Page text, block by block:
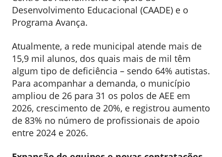
Desenvolvimento Educacional (CAADE) e o
Programa Avança.
Atualmente, a rede municipal atende mais de
15,9 mil alunos, dos quais mais de mil têm
algum tipo de deficiência – sendo 64% autistas.
Para acompanhar a demanda, o município
ampliou de 26 para 31 os polos de AEE em
2026, crescimento de 20%, e registrou aumento
de 83% no número de profissionais de apoio
entre 2024 e 2026.